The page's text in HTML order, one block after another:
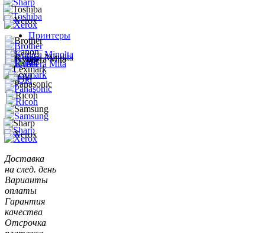
Принтеры
Доставка
на след. день
Варианты
оплаты
Гарантия
качества
Отсрочка